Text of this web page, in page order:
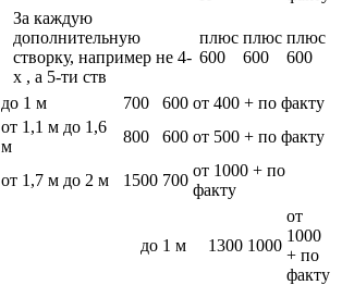
За каждую
дополнительную
створку, например не 4-
х , а 5-ти ств
плюс
600
плюс
600
плюс
600
до 1 м 700 600 от 400 + по факту
от 1,1 м до 1,6
м
800 600 от 500 + по факту
от 1,7 м до 2 м 1500 700
от 1000 + по
факту
до 1 м 1300 1000
от
1000
+ по
факту